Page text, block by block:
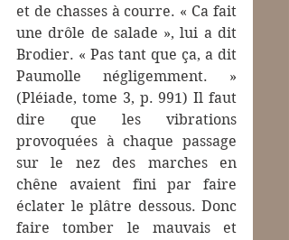
et de chasses à courre. « Ca fait
une drôle de salade », lui a dit
Brodier. « Pas tant que ça, a dit
Paumolle négligemment. »
(Pléiade, tome 3, p. 991) Il faut
dire que les vibrations
provoquées à chaque passage
sur le nez des marches en
chêne avaient fini par faire
éclater le plâtre dessous. Donc
faire tomber le mauvais et